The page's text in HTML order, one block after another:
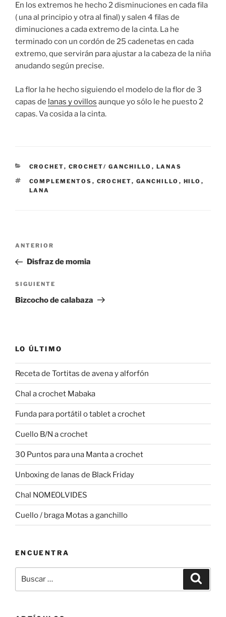
En los extremos he hecho 2 disminuciones en cada fila
( una al principio y otra al final) y salen 4 filas de
diminuciones a cada extremo de la cinta. La he
terminado con un cordón de 25 cadenetas en cada
extremo, que servirán para ajustar a la cabeza de la niña
anudando según precise.
La flor la he hecho siguiendo el modelo de la flor de 3
capas de lanas y ovillos aunque yo sólo le he puesto 2
capas. Va cosida a la cinta.
CATEGORÍAS
CROCHET, CROCHET/ GANCHILLO , LANAS
ETIQUETAS
COMPLEMENTOS , CROCHET, GANCHILLO , HILO ,
LANA
Navegación
entradas
Entrada
anterior:
ANTERIOR
Disfraz de momia
Siguiente
entrada
SIGUIENTE
Bizcocho de calabaza
LO ÚLTIMO
Receta de Tortitas de avena y alforfón
Chal a crochet Mabaka
Funda para portátil o tablet a crochet
Cuello B/N a crochet
30 Puntos para una Manta a crochet
Unboxing de lanas de Black Friday
Chal NOMEOLVIDES
Cuello / braga Motas a ganchillo
ENCUENTRA
por: